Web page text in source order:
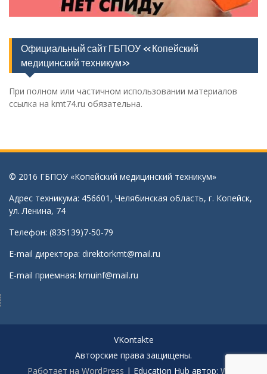
Официальный сайт ГБПОУ «Копейский
медицинский техникум»
При полном или частичном использовании материалов
ссылка на kmt74.ru обязательна.
© 2016 ГБПОУ «Копейский медицинский техникум»
Адрес техникума: 456601, Челябинская область, г. Копейск,
ул. Ленина, 74
Телефон: (835139)7-50-79
E-mail директора: direktorkmt@mail.ru
E-mail приемная: kmuinf@mail.ru
VKontakte
Авторские права защищены.
Работает на WordPress | Education Hub автор: WEN